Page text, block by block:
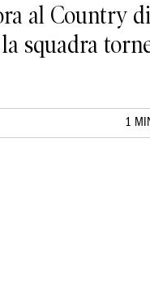
al Country di
squadra
1